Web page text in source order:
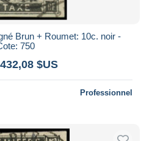
Brun + Roumet: 10c. noir -
750
$US
Professionnel